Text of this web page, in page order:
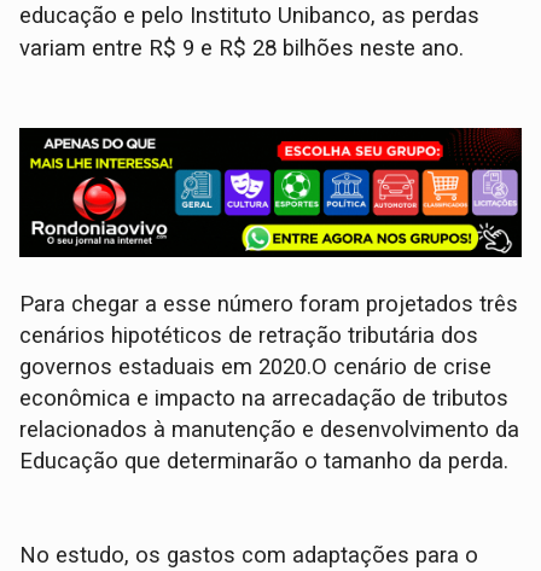
educação e pelo Instituto Unibanco, as perdas
variam entre R$ 9 e R$ 28 bilhões neste ano.
Para chegar a esse número foram projetados três
cenários hipotéticos de retração tributária dos
governos estaduais em 2020.O cenário de crise
econômica e impacto na arrecadação de tributos
relacionados à manutenção e desenvolvimento da
Educação que determinarão o tamanho da perda.
No estudo, os gastos com adaptações para o